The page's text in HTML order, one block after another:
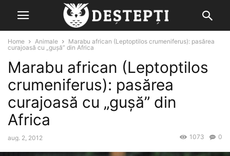
Home Animale
Marabu african (Leptoptilos crumeniferus): pasărea
curajoasă cu „gușă” din Africa
Marabu african (Leptoptilos
crumeniferus): pasărea
curajoasă cu „gușă” din
Africa
aug. 2, 2012 0
1073